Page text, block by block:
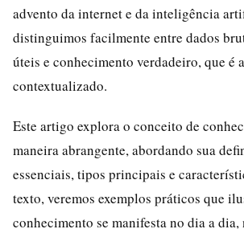
advento da internet e da inteligência
distinguimos facilmente entre dados
úteis e conhecimento verdadeiro, que é
contextualizado.
Este artigo explora o conceito de
maneira abrangente, abordando sua
essenciais, tipos principais e
texto, veremos exemplos práticos que
conhecimento se manifesta no dia a dia,